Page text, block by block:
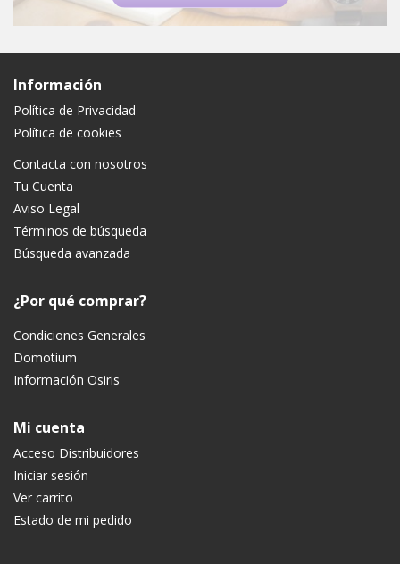
Información
Política de Privacidad
Política de cookies
Contacta con nosotros
Tu Cuenta
Aviso Legal
Términos de búsqueda
Búsqueda avanzada
¿Por qué comprar?
Condiciones Generales
Domotium
Información Osiris
Mi cuenta
Acceso Distribuidores
Iniciar sesión
Ver carrito
Estado de mi pedido